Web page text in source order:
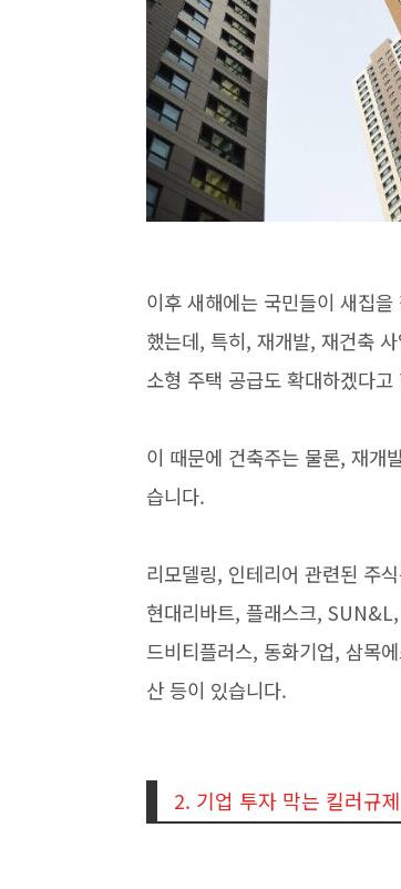
이후 새해에는 국민들이 새집
했는데, 특히, 재개발, 재건축
소형 주택 공급도 확대하겠다고
이 때문에 건축주는 물론, 재개
습니다.
리모델링, 인테리어 관련된 주
현대리바트, 플래스크,
드비티플러스, 동화기업, 삼목
산 등이 있습니다.
2. 기업 투자 막는 킬러규